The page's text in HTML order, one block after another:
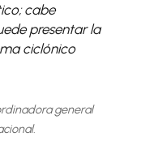
cabe
presentar la
ciclónico
general